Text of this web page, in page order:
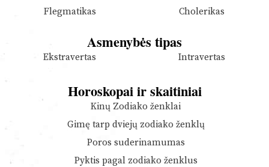
Flegmatikas
Cholerikas
Asmenybės tipas
Ekstravertas Intravertas
Horoskopai ir skaitiniai
Kinų Zodiako ženklai
Gimę tarp dviejų zodiako ženklų
Poros suderinamumas
Pyktis pagal zodiako ženklus